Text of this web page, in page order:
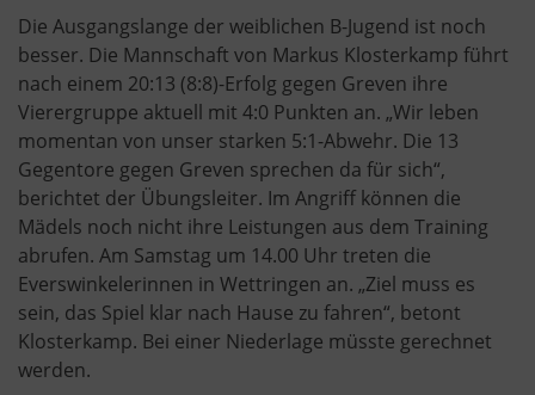
Die Ausgangslange der weiblichen B-Jugend ist noch
besser. Die Mannschaft von Markus Klosterkamp führt
nach einem 20:13 (8:8)-Erfolg gegen Greven ihre
Vierergruppe aktuell mit 4:0 Punkten an. „Wir leben
momentan von unser starken 5:1-Abwehr. Die 13
Gegentore gegen Greven sprechen da für sich“,
berichtet der Übungsleiter. Im Angriff können die
Mädels noch nicht ihre Leistungen aus dem Training
abrufen. Am Samstag um 14.00 Uhr treten die
Everswinkelerinnen in Wettringen an. „Ziel muss es
sein, das Spiel klar nach Hause zu fahren“, betont
Klosterkamp. Bei einer Niederlage müsste gerechnet
werden.